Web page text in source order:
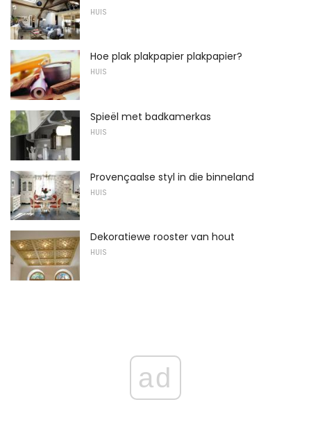
HUIS
Hoe plak plakpapier plakpapier?
HUIS
Spieël met badkamerkas
HUIS
Provençaalse styl in die binneland
HUIS
Dekoratiewe rooster van hout
HUIS
ad